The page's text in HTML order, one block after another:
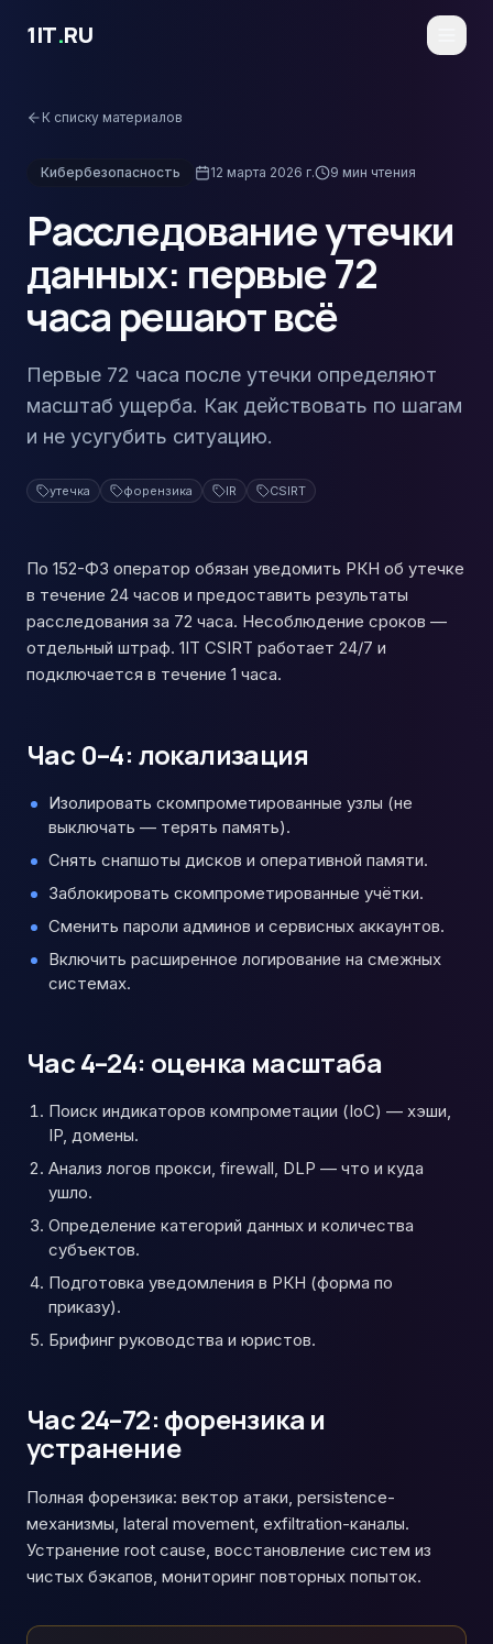
1IT.RU
К списку материалов
Кибербезопасность 12 марта 2026 г. 9 мин чтения
Расследование утечки
данных: первые 72
часа решают всё
Первые 72 часа после утечки определяют
масштаб ущерба. Как действовать по шагам
и не усугубить ситуацию.
утечка форензика IR CSIRT
По 152-ФЗ оператор обязан уведомить РКН об утечке
в течение 24 часов и предоставить результаты
расследования за 72 часа. Несоблюдение сроков —
отдельный штраф. 1IT CSIRT работает 24/7 и
подключается в течение 1 часа.
Час 0–4: локализация
Изолировать скомпрометированные узлы (не
выключать — терять память).
Снять снапшоты дисков и оперативной памяти.
Заблокировать скомпрометированные учётки.
Сменить пароли админов и сервисных аккаунтов.
Включить расширенное логирование на смежных
системах.
Час 4–24: оценка масштаба
Поиск индикаторов компрометации (IoC) — хэши,
IP, домены.
Анализ логов прокси, firewall, DLP — что и куда
ушло.
Определение категорий данных и количества
субъектов.
Подготовка уведомления в РКН (форма по
приказу).
Брифинг руководства и юристов.
Час 24–72: форензика и
устранение
Полная форензика: вектор атаки, persistence-
механизмы, lateral movement, exfiltration-каналы.
Устранение root cause, восстановление систем из
чистых бэкапов, мониторинг повторных попыток.